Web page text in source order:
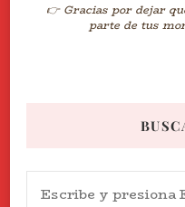
👉 Gracias por dejar
parte de tus
¿Buscas